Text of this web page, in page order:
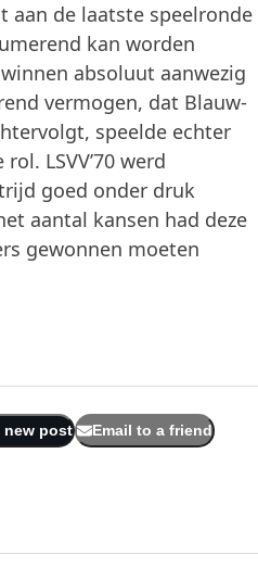
de laatste speelronde
kan worden
absoluut aanwezig
vermogen, dat Blauw-
speelde echter
LSVV’70 werd
goed onder druk
aantal kansen had deze
gewonnen moeten
new post Email to a friend